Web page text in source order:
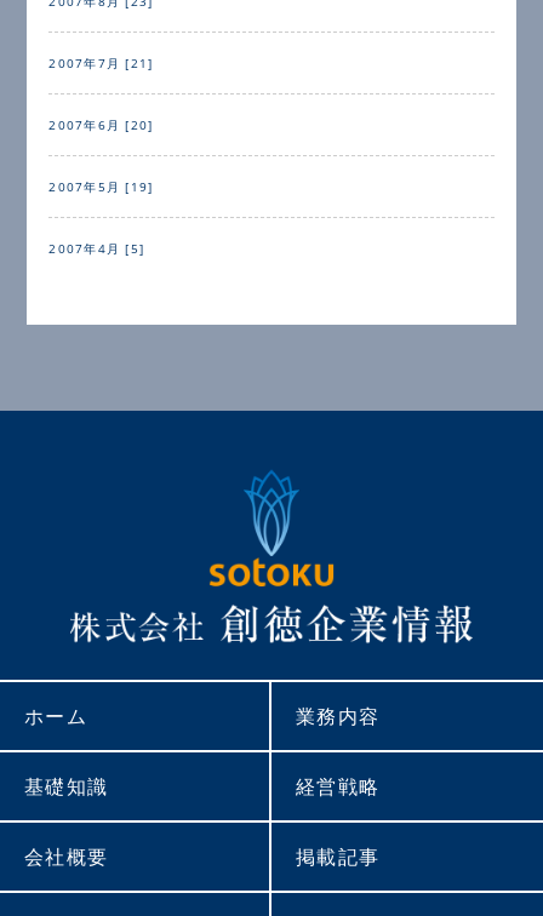
2007年7月 [21]
2007年6月 [20]
2007年5月 [19]
2007年4月 [5]
ホーム 業務内容
基礎知識 経営戦略
会社概要 掲載記事